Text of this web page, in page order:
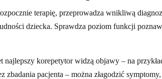
terapię, przeprowadza wnikliwą
dziecka. Sprawdza poziom funkcji
korepetytor widzą objawy – na
pacjenta – można złagodzić